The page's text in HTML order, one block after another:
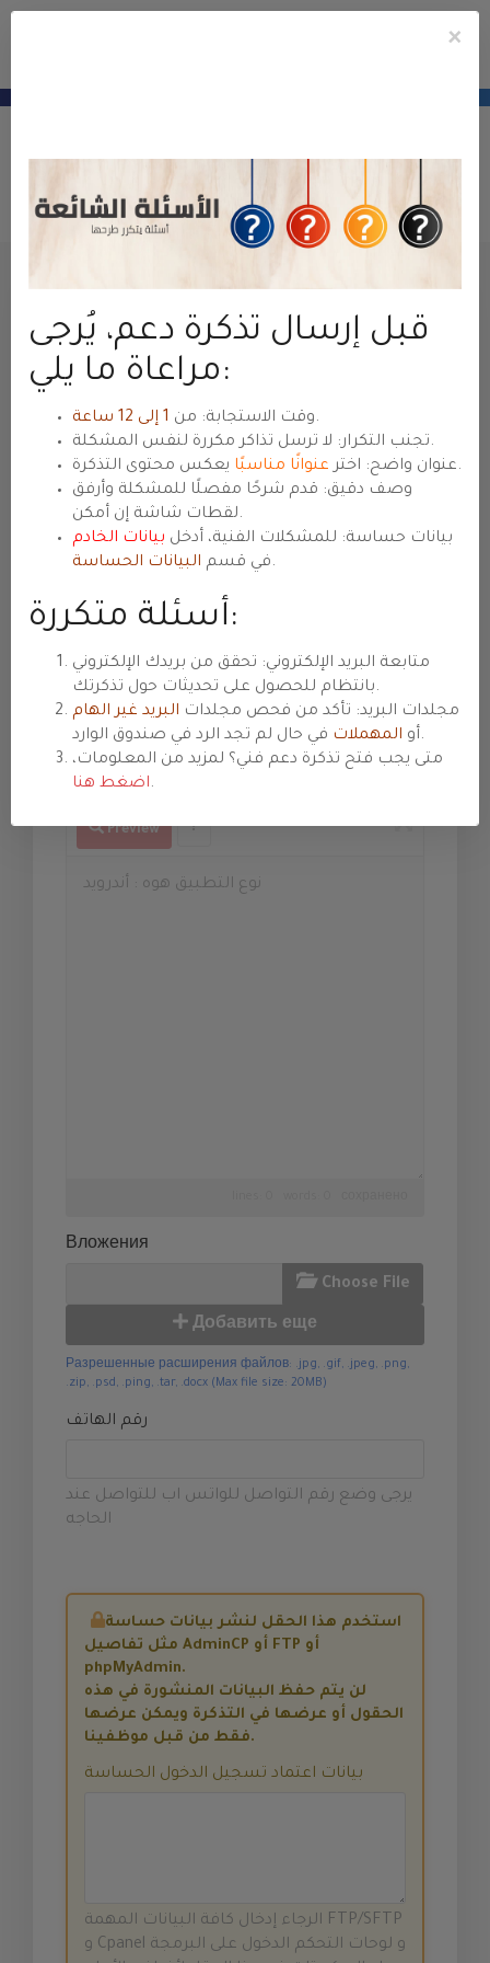
Открыть тикет
Портал Панель клиента
Имя
Email-адрес
Тема
Приоритет
Сообщение
Preview
Вложения
Choose File
Добавить еще
Разрешенные расширения файлов: .jpg, .gif, .jpeg, .png,
.zip, .psd, .ping, .tar, .docx (Max file size: 20MB)
رقم الهاتف
يرجى وضع رقم التواصل للواتس اب للتواصل عند
الحاجه
استخدم هذا الحقل لنشر بيانات حساسة
مثل تفاصيل AdminCP أو FTP أو
phpMyAdmin.
لن يتم حفظ البيانات المنشورة في هذه
الحقول أو عرضها في التذكرة ويمكن عرضها
فقط من قبل موظفينا.
بيانات اعتماد تسجيل الدخول الحساسة
الرجاء إدخال كافة البيانات المهمة FTP/SFTP
و Cpanel و لوحات التحكم الدخول على البرمجة
×
قبل إرسال تذكرة دعم، يُرجى
مراعاة ما يلي:
وقت الاستجابة: من 1 إلى 12 ساعة
.
تجنب التكرار: لا ترسل تذاكر مكررة لنفس المشكلة.
عنوان واضح: اختر عنوانًا مناسبًا
يعكس محتوى التذكرة.
وصف دقيق: قدم شرحًا مفصلًا للمشكلة وأرفق
لقطات شاشة إن أمكن.
بيانات حساسة: للمشكلات الفنية، أدخل بيانات الخادم
في قسم البيانات الحساسة .
أسئلة متكررة:
متابعة البريد الإلكتروني: تحقق من بريدك الإلكتروني
بانتظام للحصول على تحديثات حول تذكرتك.
مجلدات البريد: تأكد من فحص مجلدات البريد غير الهام
أو المهملات
في حال لم تجد الرد في صندوق الوارد.
متى يجب فتح تذكرة دعم فني؟ لمزيد من المعلومات،
اضغط هنا.